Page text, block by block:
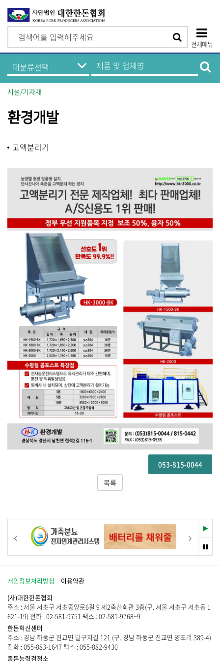
색
전체메뉴
단
모
일
메
뉴
기
업
정
보
뉴
품
및
업
시설/기자재
환경개발
고액분리기
053-815-0044
목록
재
생
멈
춤
개인정보처리방침
이용약관
(사)대한한돈협회
주소 : 서울 서초구 서초중앙로6길 9 제2축산회관 3층(구. 서울 서초구 서초동 1
621-19) 전화 : 02-581-9751 팩스 : 02-581-9768~9
한돈혁신센터
주소 : 경남 하동군 진교면 달구지길 121 (구. 경남 하동군 진교면 양포리 389-4)
전화 : 055-883-1647 팩스 : 055-882-9430
종돈능력검정소